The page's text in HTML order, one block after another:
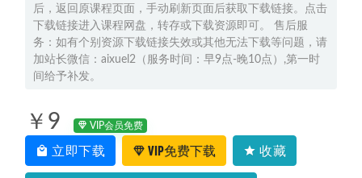
后，返回原课程页面，手动刷新页面后获取下载链接。点击
下载链接进入课程网盘，转存或下载资源即可。 售后服
务：如有个别资源下载链接失效或其他无法下载等问题，请
加站长微信：aixuel2（服务时间：早9点-晚10点）,第一时
间给予补发。
￥9 VIP会员免费
立即下载 VIP免费下载 收藏
《货币战争》54集全MP3有声读物，百度网盘资源下载
2022-
05-29
12节零基础影评变现课教学课程，百度网盘资源下载 2022-
07-01
2023猿辅导高中生物教程张鹏高三生物s复习视频教程+讲义
2022-08-15
有声小说 东北往事20年mp3百度网盘打包下载